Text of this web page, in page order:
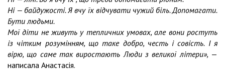
Ні — байдужості. Я вчу їх відчувати чужий біль. Допомагати.
Бути людьми.
Мої діти не живуть у тепличних умовах, але вони ростуть
із чітким розумінням, що таке добро, честь і совість. І я
вірю, що саме так виростають Люди з великої літери», —
написала Анастасія.